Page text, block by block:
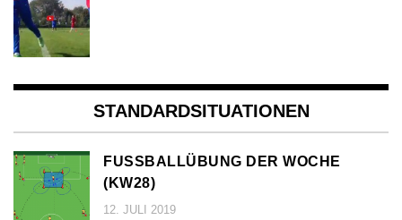
STANDARDSITUATIONEN
FUSSBALLÜBUNG DER WOCHE (
KW28)
12. JULI 2019